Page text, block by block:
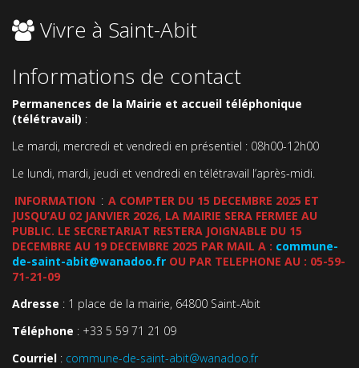
Vivre à Saint-Abit
Informations de contact
Permanences de la Mairie et accueil téléphonique
(télétravail) :
Le mardi, mercredi et vendredi en présentiel : 08h00-12h00
Le lundi, mardi, jeudi et vendredi en télétravail l’après-midi.
INFORMATION : A COMPTER DU 15 DECEMBRE 2025 ET
JUSQU’AU 02 JANVIER 2026, LA MAIRIE SERA FERMEE AU
PUBLIC. LE SECRETARIAT RESTERA JOIGNABLE DU 15
DECEMBRE AU 19 DECEMBRE 2025 PAR MAIL A : commune-
de-saint-abit@wanadoo.fr OU PAR TELEPHONE AU : 05-59-
71-21-09
Adresse : 1 place de la mairie, 64800 Saint-Abit
Téléphone : +33 5 59 71 21 09
Courriel : commune-de-saint-abit@wanadoo.fr